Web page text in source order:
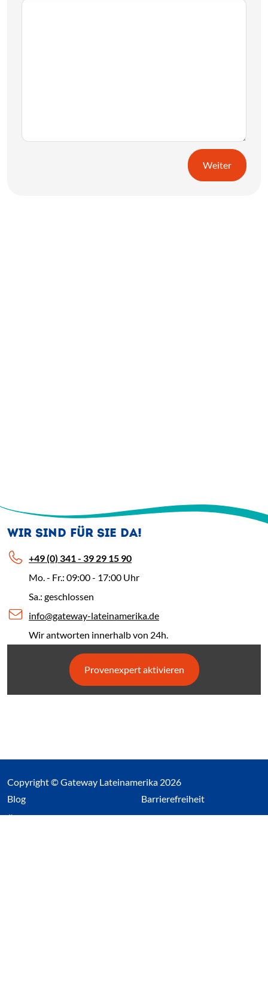
Weiter
WIR SIND FÜR SIE DA!
+49 (0) 341 - 39 29 15 90
Mo. - Fr.: 09:00 - 17:00 Uhr
Sa.: geschlossen
info@gateway-lateinamerika.de
Wir antworten innerhalb von 24h.
Provenexpert aktivieren
Copyright © Gateway Lateinamerika 2026
Blog(Link öffnet einen neuen Tab)
Über uns
Barrierefreiheit
Impressum